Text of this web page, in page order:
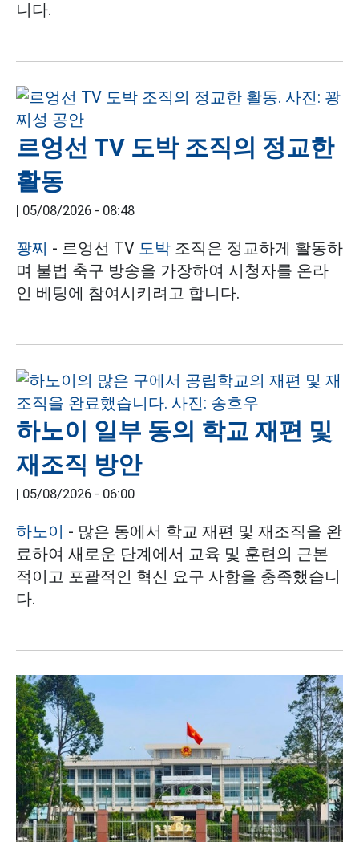
니다.
르엉선 TV 도박 조직의 정교한
활동
| 05/08/2026 - 08:48
꽝찌 - 르엉선 TV 도박 조직은 정교하게 활동하
며 불법 축구 방송을 가장하여 시청자를 온라
인 베팅에 참여시키려고 합니다.
하노이 일부 동의 학교 재편 및
재조직 방안
| 05/08/2026 - 06:00
하노이 - 많은 동에서 학교 재편 및 재조직을 완
료하여 새로운 단계에서 교육 및 훈련의 근본
적이고 포괄적인 혁신 요구 사항을 충족했습니
다.